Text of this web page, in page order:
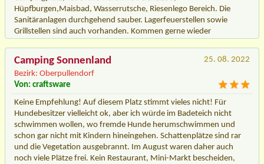
Hüpfburgen,Maisbad, Wasserrutsche, Riesenlego Bereich. Die
Sanitäranlagen durchgehend sauber. Lagerfeuerstellen sowie
Grillstellen sind auch vorhanden. Kommen gerne wieder
Camping Sonnenland
Bezirk: Oberpullendorf
25. 08. 2022
Von: craftsware
Keine Empfehlung! Auf diesem Platz stimmt vieles nicht! Für
Hundebesitzer vielleicht ok, aber ich würde im Badeteich nicht
schwimmen wollen, wo fremde Hunde herumschwimmen und
schon gar nicht mit Kindern hineingehen. Schattenplätze sind rar
und die Vegetation ausgebrannt. Im August waren daher auch
noch viele Plätze frei. Kein Restaurant, Mini-Markt bescheiden,